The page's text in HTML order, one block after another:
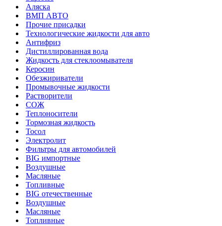
Аляска
ВМП АВТО
Прочие присадки
Технологические жидкости для авто
Антифриз
Дистиллированная вода
Жидкость для стеклоомывателя
Керосин
Обезжириватели
Промывочные жидкости
Растворители
СОЖ
Теплоносители
Тормозная жидкость
Тосол
Электролит
Фильтры для автомобилей
BIG импортные
Воздушные
Масляные
Топливные
BIG отечественные
Воздушные
Масляные
Топливные